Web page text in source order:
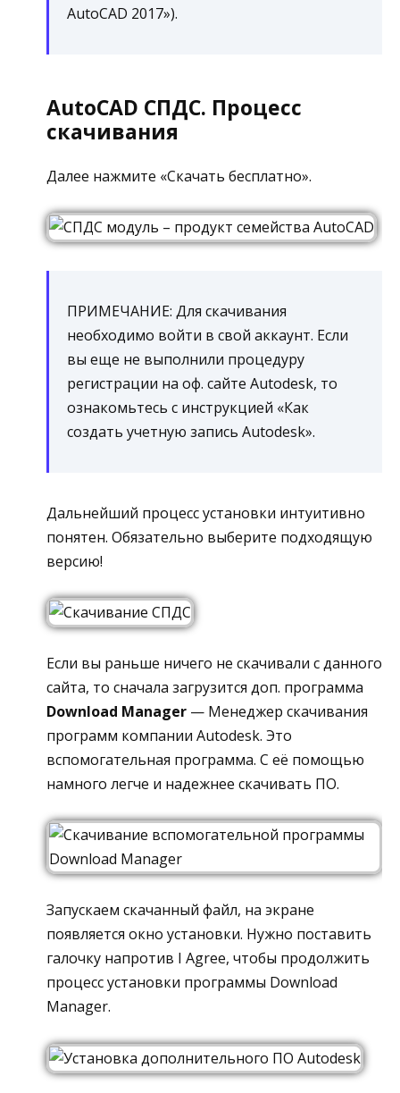
AutoCAD 2017»).
AutoCAD СПДС. Процесс
скачивания
Далее нажмите «Скачать бесплатно».
ПРИМЕЧАНИЕ: Для скачивания
необходимо войти в свой аккаунт. Если
вы еще не выполнили процедуру
регистрации на оф. сайте Autodesk, то
ознакомьтесь с инструкцией «Как
создать учетную запись Autodesk».
Дальнейший процесс установки интуитивно
понятен. Обязательно выберите подходящую
версию!
Если вы раньше ничего не скачивали с данного
сайта, то сначала загрузится доп. программа
Download Manager — Менеджер скачивания
программ компании Autodesk. Это
вспомогательная программа. С её помощью
намного легче и надежнее скачивать ПО.
Запускаем скачанный файл, на экране
появляется окно установки. Нужно поставить
галочку напротив I Agree, чтобы продолжить
процесс установки программы Download
Manager.